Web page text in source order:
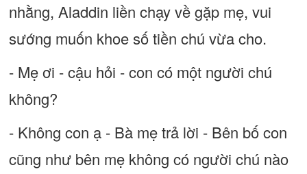
nhằng, Aladdin liền chạy về gặp mẹ, vui
sướng muốn khoe số tiền chú vừa cho.
- Mẹ ơi - cậu hỏi - con có một người chú
không?
- Không con ạ - Bà mẹ trả lời - Bên bố con
cũng như bên mẹ không có người chú nào